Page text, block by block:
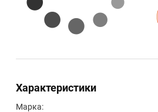
Характеристики
Марка: